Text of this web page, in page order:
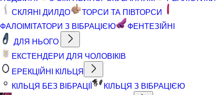
СКЛЯНІ ДИЛДО
ТОРСИ ТА ПІВТОРСИ
ФАЛОІМІТАТОРИ З ВІБРАЦІЄЮ
ФЕНТЕЗІЙНІ
ДЛЯ НЬОГО
ЕКСТЕНДЕРИ ДЛЯ ЧОЛОВІКІВ
ЕРЕКЦІЙНІ КІЛЬЦЯ
КІЛЬЦЯ БЕЗ ВІБРАЦІЇ
КІЛЬЦЯ З ВІБРАЦІЄЮ